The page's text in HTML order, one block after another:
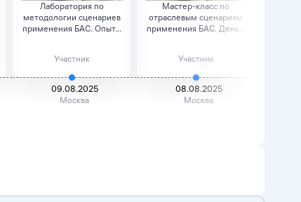
Лаборатория по
методологии сценариев
применения БАС. Опыт...
Участник
09.08.2025
Москва
Мастер-класс по
отраслевым сценариям
применения БАС. День...
Участник
08.08.2025
Москва